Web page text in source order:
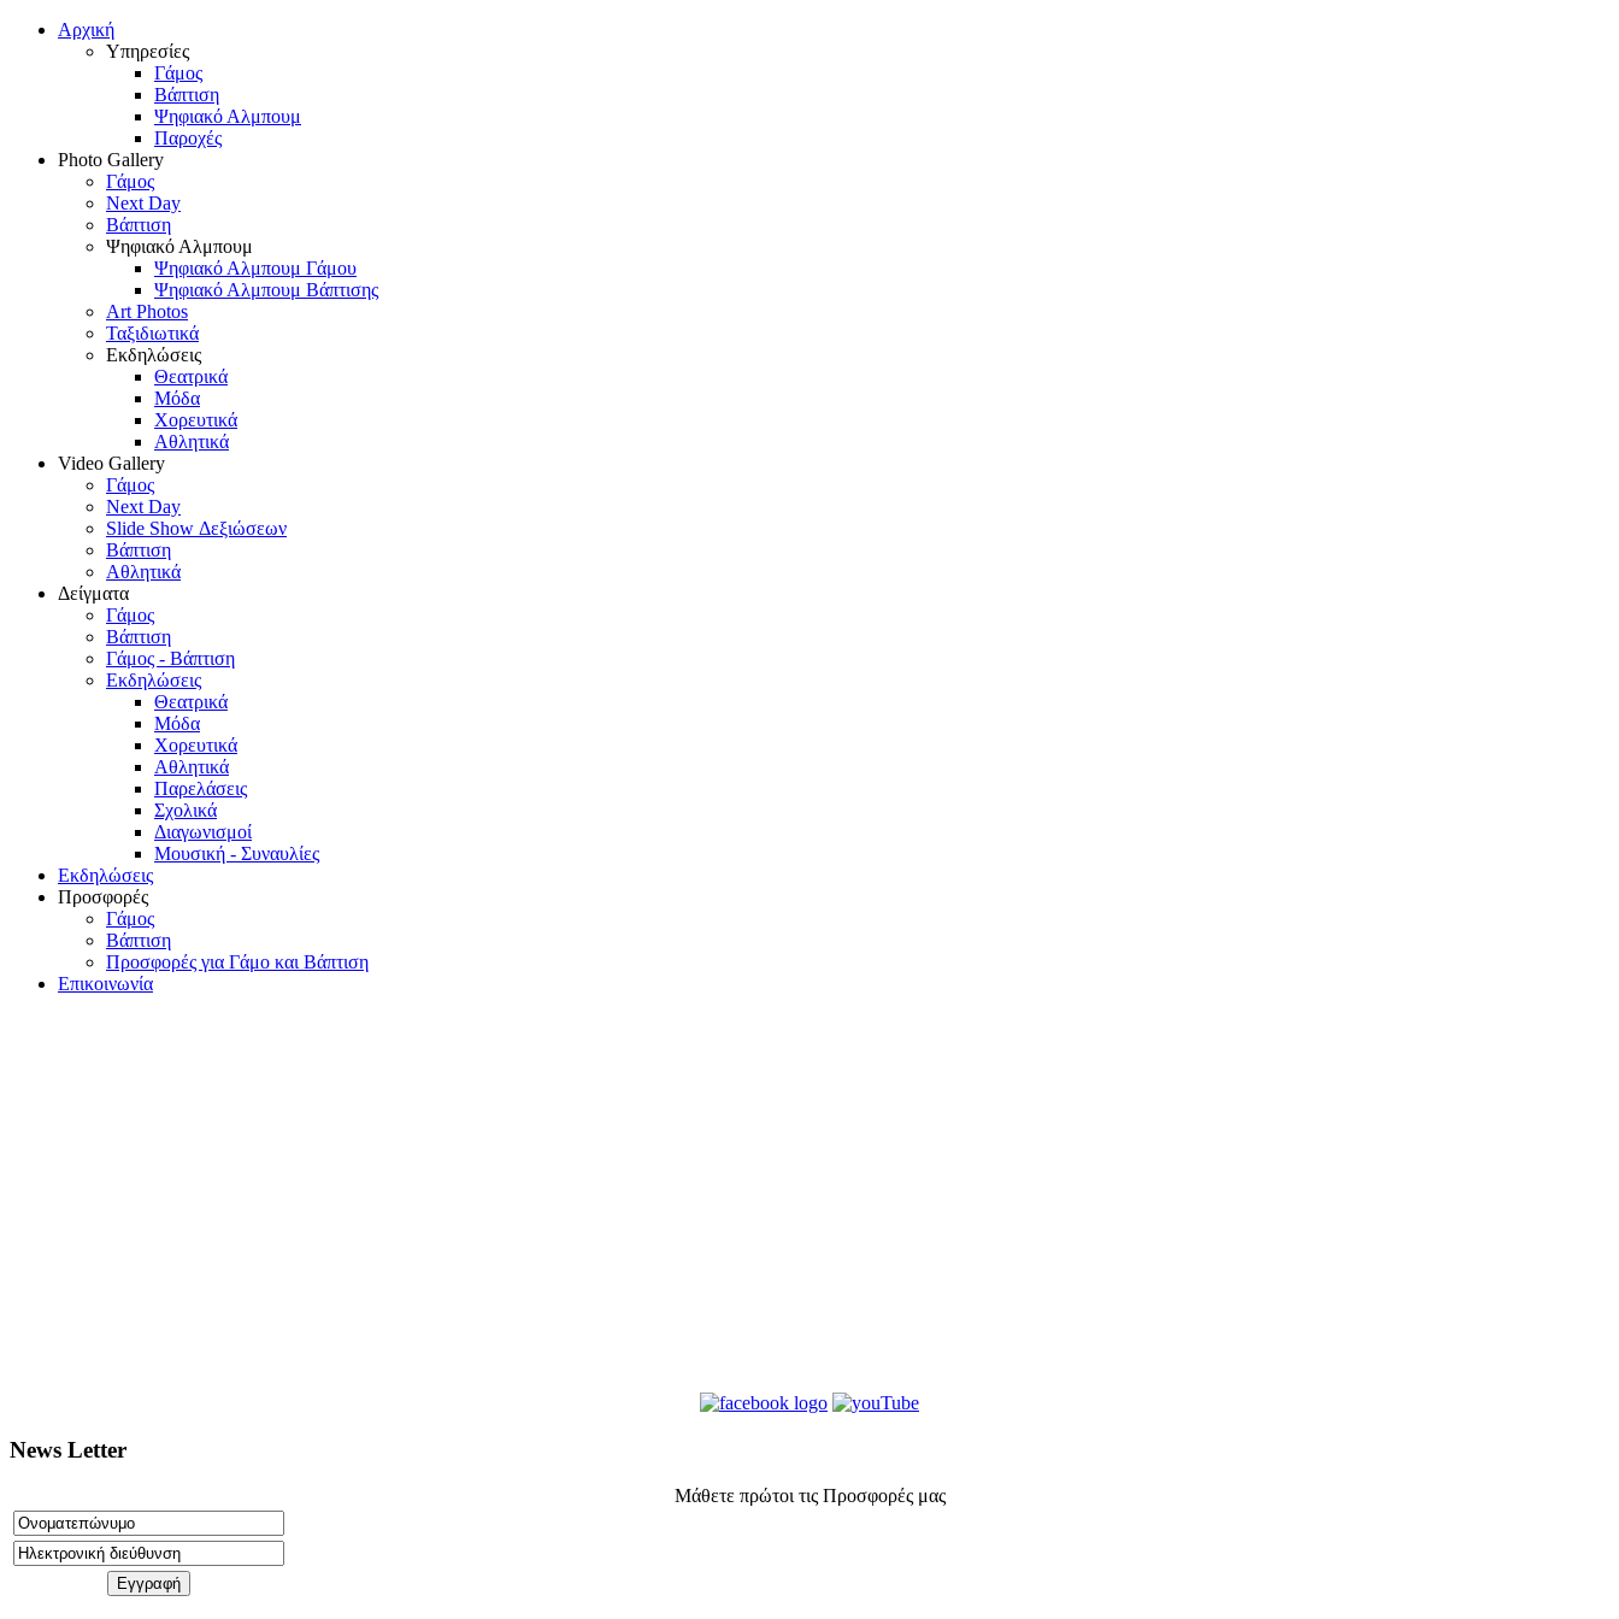
Αρχική
Υπηρεσίες
Γάμος
Βάπτιση
Ψηφιακό Αλμπουμ
Παροχές
Photo Gallery
Γάμος
Next Day
Βάπτιση
Ψηφιακό Αλμπουμ
Ψηφιακό Αλμπουμ Γάμου
Ψηφιακό Αλμπουμ Βάπτισης
Art Photos
Ταξιδιωτικά
Εκδηλώσεις
Θεατρικά
Μόδα
Χορευτικά
Αθλητικά
Video Gallery
Γάμος
Next Day
Slide Show Δεξιώσεων
Βάπτιση
Αθλητικά
Δείγματα
Γάμος
Βάπτιση
Γάμος - Βάπτιση
Εκδηλώσεις
Θεατρικά
Μόδα
Χορευτικά
Αθλητικά
Παρελάσεις
Σχολικά
Διαγωνισμοί
Μουσική - Συναυλίες
Εκδηλώσεις
Προσφορές
Γάμος
Βάπτιση
Προσφορές για Γάμο και Βάπτιση
Επικοινωνία
News Letter
Μάθετε πρώτοι τις Προσφορές μας